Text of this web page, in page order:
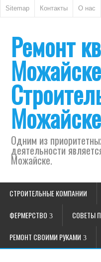
Sitemap Контакты О нас
Ремонт
Одним из
деятельности
Можайске.
СТРОИТЕЛЬНЫЕ КОМПАНИИ
ФЕРМЕРСТВО СОВЕТЫ
РЕМОНТ СВОИМИ РУКАМИ